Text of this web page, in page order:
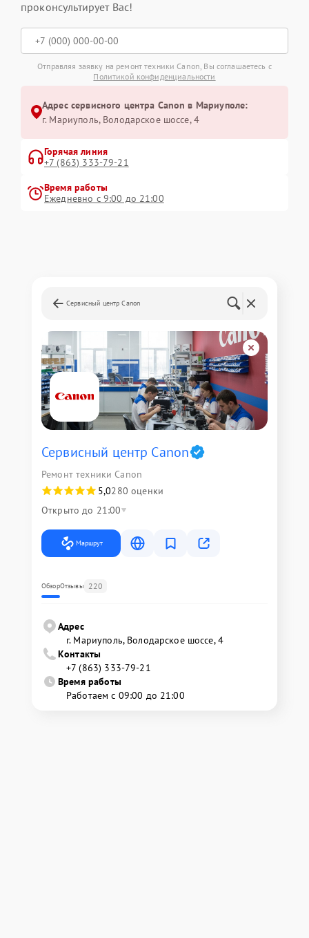
проконсультирует Вас!
Отправляя заявку на ремонт техники Canon, Вы соглашаетесь с
Политикой конфиденциальности
Адрес сервисного центра Canon в Мариуполе:
г. Мариуполь, Володарское шоссе, 4
Горячая линия
+7 (863) 333-79-21
Время работы
Ежедневно с 9:00 до 21:00
Сервисный центр Canon
Сервисный центр Canon
Ремонт техники Canon
5,0280 оценки
Открыто до 21:00
Маршрут
ОбзорОтзывы 220
Адрес
г. Мариуполь, Володарское шоссе, 4
Контакты
+7 (863) 333-79-21
Время работы
Работаем с 09:00 до 21:00